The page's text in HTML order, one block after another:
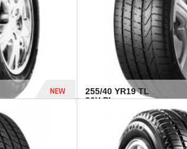
NEW
255/40 YR19 TL
96Y PI...